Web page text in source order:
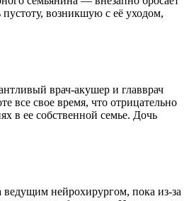
возникшую с её уходом,
врач-акушер и главврач
все свое время, что отрицательно
в ее собственной семье. Дочь
нейрохирургом, пока из-за